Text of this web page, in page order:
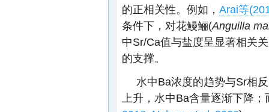
的正相关性。例如， Arai等
条件下，对花鳗鲡(Anguilla
中Sr/Ca值与盐度呈显著相关
的支撑。
水中Ba浓度的趋势与Sr相
上升，水中Ba含量逐渐下降